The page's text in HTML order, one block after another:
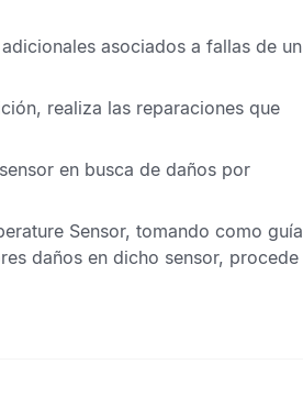
adicionales asociados a fallas de un
realiza las reparaciones que
en busca de daños por
Sensor, tomando como guía
daños en dicho sensor, procede